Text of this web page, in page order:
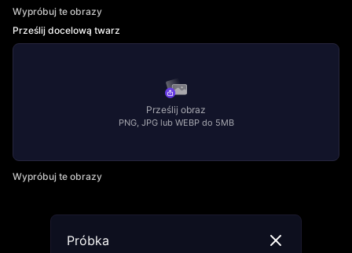
Wypróbuj te obrazy
Prześlij docelową twarz
Prześlij obraz
PNG, JPG lub WEBP do 5MB
Wypróbuj te obrazy
Próbka